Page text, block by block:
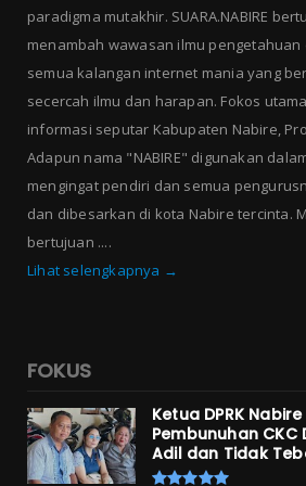
paradigma mutakhir. SUARA.NABIRE
menambah wawasan ilmu
semua kalangan internet mania yang
secercah ilmu dan harapan. Fokos
informasi seputar Kabupaten Nabire,
Adapun nama "NABIRE" digunakan
mengingat pendiri dan semua
dan dibesarkan di kota Nabire tercinta.
bertujuan ....
Lihat selengkapnya →
FOKUS
Ketua DPRK
Pembunuhan
Adil dan Tidak